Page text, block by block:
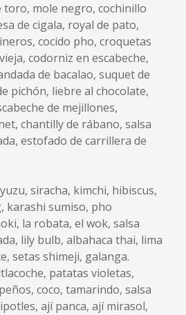
toro, mole negro, cochinillo
de cigala, royal de pato,
cocido pho, croquetas
codorniz en escabeche,
de bacalao, suquet de
pichón, liebre al chocolate,
de mejillones,
chantilly de rábano, salsa
estofado de carrillera de
siracha, kimchi, hibiscus,
karashi sumiso, pho
la robata, el wok, salsa
lily bulb, albahaca thai, lima
setas shimeji, galanga.
patatas violetas,
coco, tamarindo, salsa
ají panca, ají mirasol,